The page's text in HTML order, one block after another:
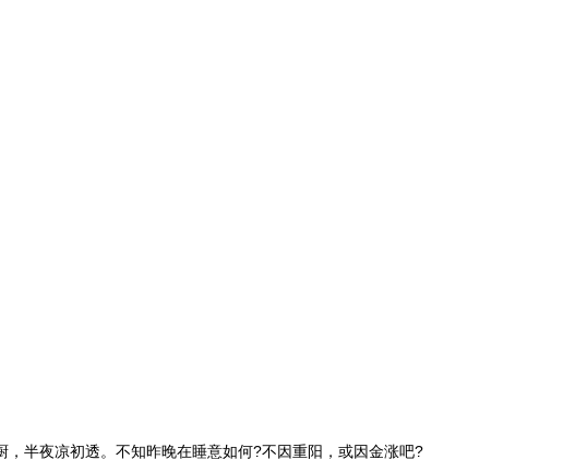
半夜凉初透。不知昨晚在睡意如何?不因重阳，或因金涨吧?